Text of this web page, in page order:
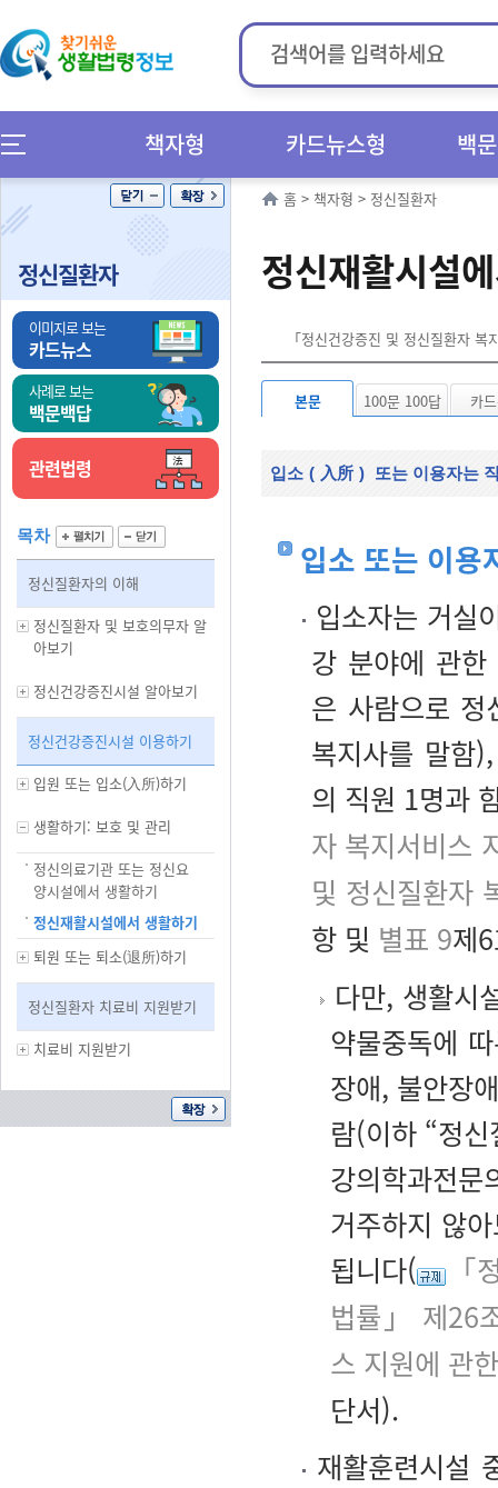
책자형 카드뉴스형 백
정신질환자
이미지로 보는
카드뉴스
사례로 보는
백문백답
관련법령
목차
정신질환자의 이해
정신질환자 및 보호의무자 알
아보기
정신건강증진시설 알아보기
정신건강증진시설 이용하기
입원 또는 입소(入所)하기
생활하기: 보호 및 관리
정신의료기관 또는 정신요
양시설에서 생활하기
정신재활시설에서 생활하기
퇴원 또는 퇴소(退所)하기
정신질환자 치료비 지원받기
치료비 지원받기
홈 > 책자형 > 정신질환자
정신재활시설
「정신건강증진 및 정신질환자
본문 100문 100답 카
입소 ( 入所 ) 또는 이용자는
입소 또는 이용
입소자는 거실
강 분야에 관한
은 사람으로 정
복지사를 말함
의 직원 1명과
자 복지서비스
및 정신질환자
항 및 별표 9제
다만, 생활시
약물중독에
장애, 불안장
람(이하 “정
강의학과전
거주하지 않
됩니다(
법률」 제26
스 지원에 관
단서).
재활훈련시설